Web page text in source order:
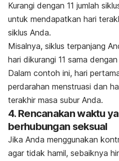
Kurangi dengan 11 jumlah
untuk mendapatkan hari
siklus Anda.
Misalnya, siklus terpanjang
hari dikurangi 11 sama dengan
Dalam contoh ini, hari
perdarahan menstruasi dan
terakhir masa subur Anda.
4. Rencanakan waktu
berhubungan seksual
Jika Anda menggunakan
agar tidak hamil, sebaiknya